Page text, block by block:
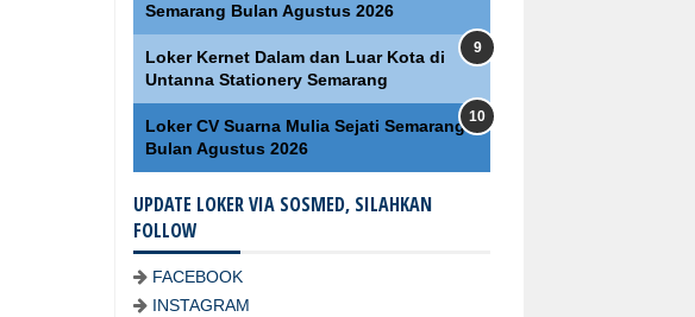
Semarang Bulan Agustus 2026
Loker Kernet Dalam dan Luar Kota di
Untanna Stationery Semarang
Loker CV Suarna Mulia Sejati Semarang
Bulan Agustus 2026
UPDATE LOKER VIA SOSMED, SILAHKAN
FOLLOW
FACEBOOK
INSTAGRAM